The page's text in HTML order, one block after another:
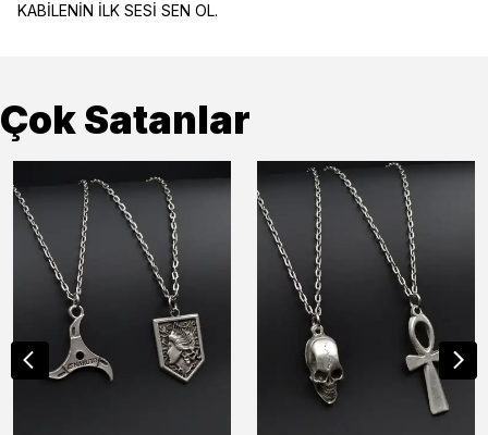
KABİLENİN İLK SESİ SEN OL.
Çok Satanlar